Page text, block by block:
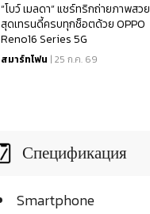
“โบว์ เมลดา” แชร์ทริกถ่ายภาพสวย
สุดเทรนดี้ครบทุกช็อตด้วย OPPO
Reno16 Series 5G
สมาร์ทโฟน | 25 ก.ค. 69
Спецификация
Smartphone